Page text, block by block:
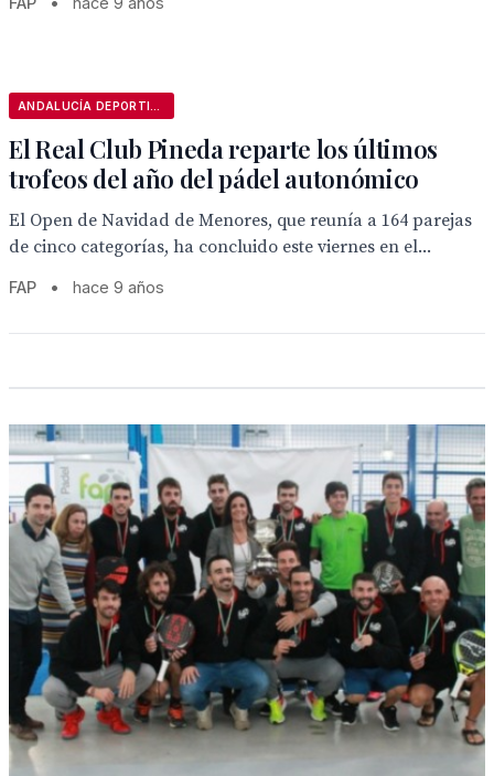
El Real Club Pineda reparte los últimos
trofeos del año del pádel autonómico
El Open de Navidad de Menores, que reunía a 164 parejas
de cinco categorías, ha concluido este viernes en el...
FAP • hace 9 años